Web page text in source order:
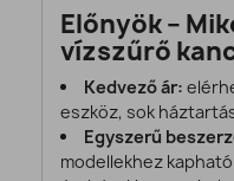
Előnyök –
vízszűrő
Kedvező ár:
eszköz, sok
Egyszerű
modellekhez